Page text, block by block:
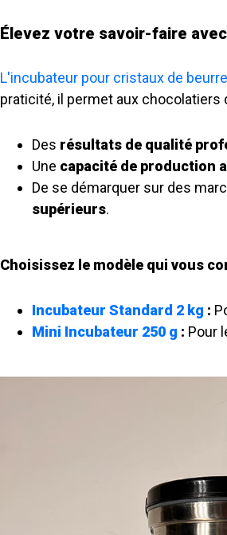
Élevez votre savoir-faire
L'incubateur pour cristaux de
praticité, il permet aux chocolatiers
Des résultats de qualité
Une capacité de production
De se démarquer sur des
supérieurs.
Choisissez le modèle qui vous
Incubateur Standard 2 kg :
Mini Incubateur 250 g : Pour